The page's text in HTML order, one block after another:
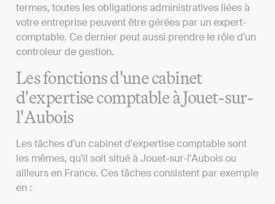
termes, toutes les obligations administratives liées à
votre entreprise peuvent être gérées par un expert-
comptable. Ce dernier peut aussi prendre le rôle d'un
controleur de gestion.
Les fonctions d'une cabinet
d'expertise comptable à Jouet-sur-
l'Aubois
Les tâches d'un cabinet d'expertise comptable sont
les mêmes, qu'il soit situé à Jouet-sur-l'Aubois ou
ailleurs en France. Ces tâches consistent par exemple
en :